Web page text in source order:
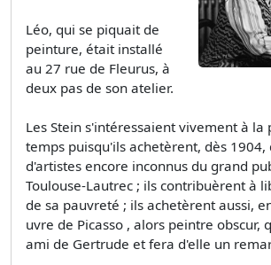
Léo, qui se piquait de
peinture, était installé
au 27 rue de Fleurus, à
deux pas de son atelier.
Les Stein s'intéressaient vivement à
temps puisqu'ils achetèrent, dès 1904,
d'artistes encore inconnus du grand
Toulouse-Lautrec ; ils contribuèrent à
de sa pauvreté ; ils achetèrent aussi,
uvre de Picasso , alors peintre obscur,
ami de Gertrude et fera d'elle un